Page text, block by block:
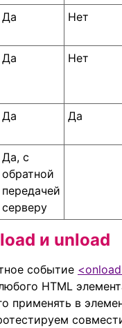
Да Нет
Да Нет
Да Да
Да, с
обратной
передачей
серверу
и unload
событие
HTML
применять в